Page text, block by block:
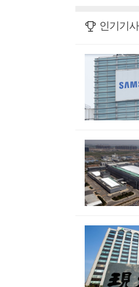
인기기사